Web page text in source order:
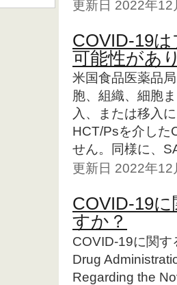
更新日 2022年
COVID-19
可能性があ
米国食品医薬品
胞、組織、細胞
入、または移入
HCT/Psを介した
せん。同様に、
更新日 2022年
COVID-19
すか？
COVID-19に関す
Drug
Regarding the